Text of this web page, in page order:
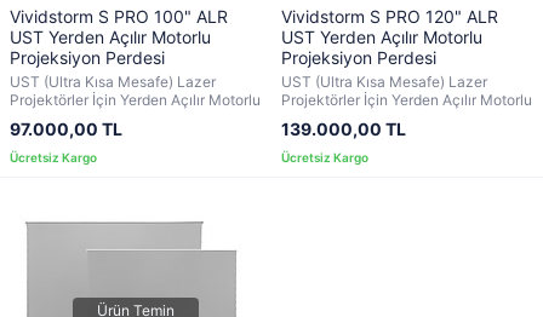
Vividstorm S PRO 100" ALR
UST Yerden Açılır Motorlu
Projeksiyon Perdesi
UST (Ultra Kısa Mesafe) Lazer
Projektörler İçin Yerden Açılır Motorlu
97.000,00 TL
Vividstorm S PRO 120" ALR
UST Yerden Açılır Motorlu
Projeksiyon Perdesi
UST (Ultra Kısa Mesafe) Lazer
Projektörler İçin Yerden Açılır Motorlu
139.000,00 TL